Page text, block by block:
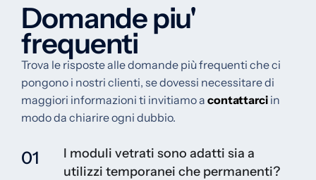
Domande piu'
frequenti
Trova le risposte alle domande più frequenti che ci
pongono i nostri clienti, se dovessi necessitare di
maggiori informazioni ti invitiamo a contattarci in
modo da chiarire ogni dubbio.
01
I moduli vetrati sono adatti sia a
utilizzi temporanei che permanenti?